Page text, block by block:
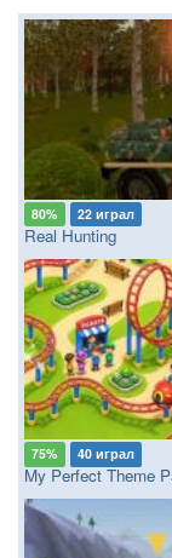
80% 22 играл
Real Hunting
75% 40 играл
My Perfect Theme